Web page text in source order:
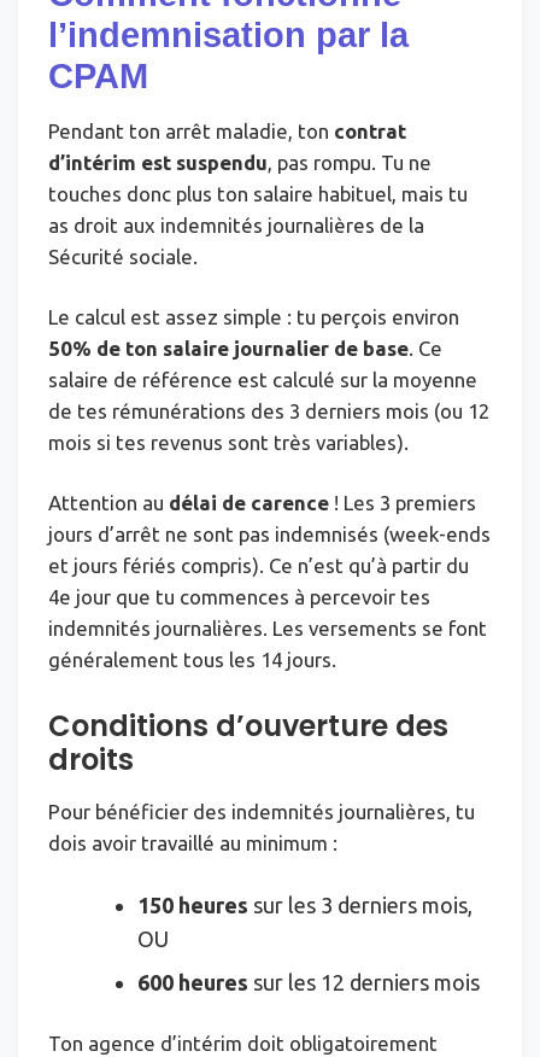
l’indemnisation par la
CPAM
Pendant ton arrêt maladie, ton contrat
d’intérim est suspendu , pas rompu. Tu ne
touches donc plus ton salaire habituel, mais tu
as droit aux indemnités journalières de la
Sécurité sociale.
Le calcul est assez simple : tu perçois environ
50% de ton salaire journalier de base . Ce
salaire de référence est calculé sur la moyenne
de tes rémunérations des 3 derniers mois (ou 12
mois si tes revenus sont très variables).
Attention au délai de carence ! Les 3 premiers
jours d’arrêt ne sont pas indemnisés (week-ends
et jours fériés compris). Ce n’est qu’à partir du
4e jour que tu commences à percevoir tes
indemnités journalières. Les versements se font
généralement tous les 14 jours.
Conditions d’ouverture des
droits
Pour bénéficier des indemnités journalières, tu
dois avoir travaillé au minimum :
150 heures sur les 3 derniers mois,
OU
600 heures sur les 12 derniers mois
Ton agence d’intérim doit obligatoirement